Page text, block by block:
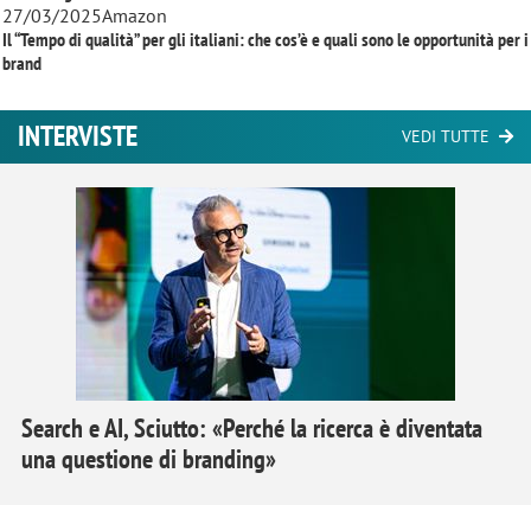
27/03/2025Amazon
Il “Tempo di qualità” per gli italiani: che cos’è e quali sono le opportunità per i
brand
INTERVISTE VEDI TUTTE
Search e AI, Sciutto: «Perché la ricerca è diventata
una questione di branding»